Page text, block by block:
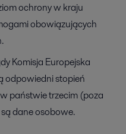
ochrony w kraju
obowiązujących
Komisja Europejska
odpowiedni stopień
państwie trzecim (poza
dane osobowe.